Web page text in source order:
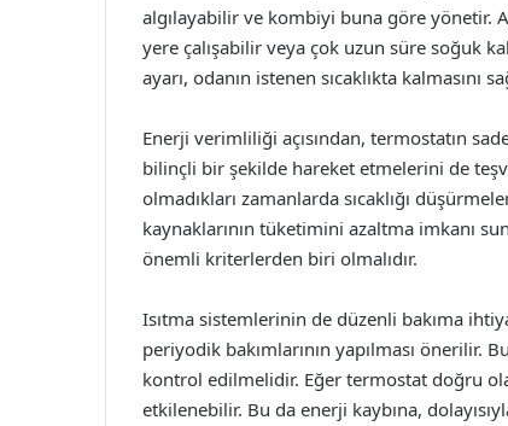
algılayabilir ve kombiyi buna göre yönetir.
yere çalışabilir veya çok uzun süre soğuk
ayarı, odanın istenen sıcaklıkta kalmasını
Enerji verimliliği açısından, termostatın
bilinçli bir şekilde hareket etmelerini de
olmadıkları zamanlarda sıcaklığı
kaynaklarının tüketimini azaltma imkanı
önemli kriterlerden biri olmalıdır.
Isıtma sistemlerinin de düzenli bakıma
periyodik bakımlarının yapılması önerilir.
kontrol edilmelidir. Eğer termostat doğru
etkilenebilir. Bu da enerji kaybına,